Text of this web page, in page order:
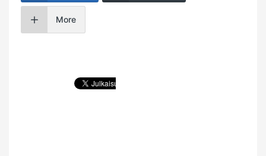
More